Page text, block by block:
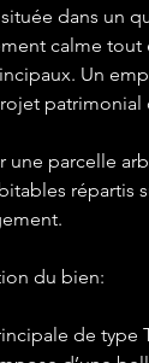
dans un
calme tout
Un
patrimonial
une parcelle
répartis
du bien:
de type